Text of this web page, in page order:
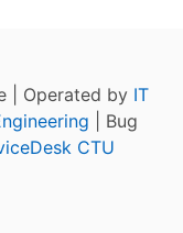
| Operated by IT
| Bug
CTU